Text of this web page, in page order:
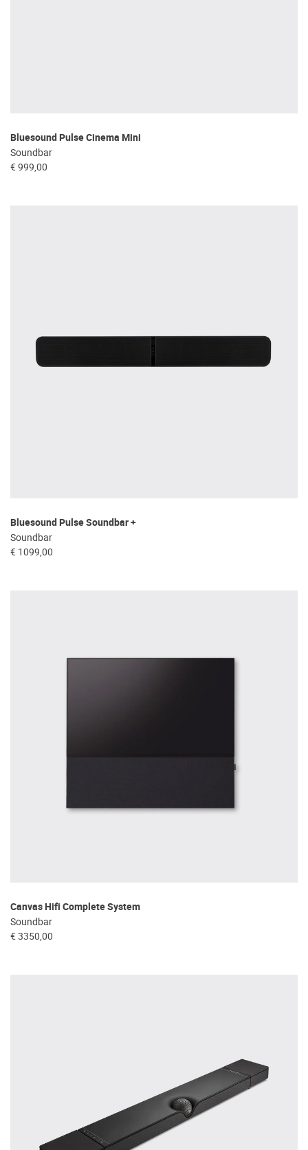
Bluesound Pulse Cinema Mini
Soundbar
€ 999,00
Bluesound Pulse Soundbar +
Soundbar
€ 1099,00
Canvas Hifi Complete System
Soundbar
€ 3350,00